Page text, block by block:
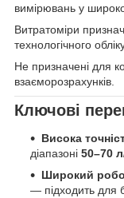
вимірювань у
Витратоміри
технологічного
Не призначені для
взаєморозрахунків.
Ключові
Висока
діапазоні 50–70
Широкий
— підходить для